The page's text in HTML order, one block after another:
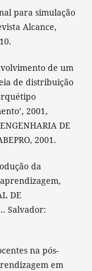
para simulação
Alcance,
de um
de distribuição
2001,
DE
2001.
da
DE
Salvador:
na pós-
em